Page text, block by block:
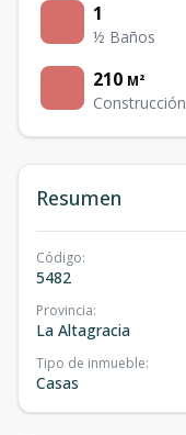
1
½ Baños
210 M²
Construcción
Resumen
Código:
5482
Provincia:
La Altagracia
Tipo de inmueble:
Casas